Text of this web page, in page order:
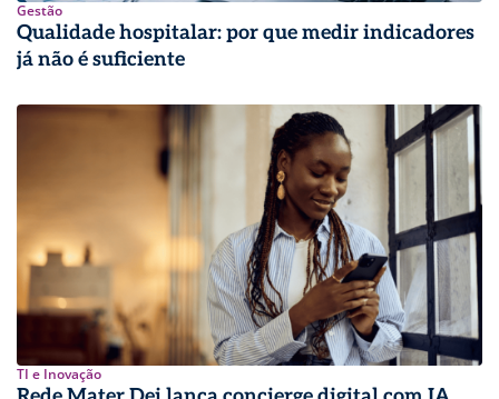
Gestão
Qualidade hospitalar: por que medir indicadores
já não é suficiente
TI e Inovação